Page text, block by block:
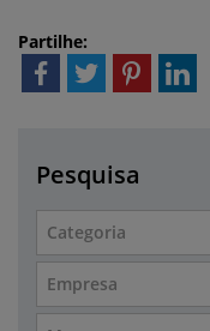
Partilhe:
Pesquisa
Categoria
Empresa